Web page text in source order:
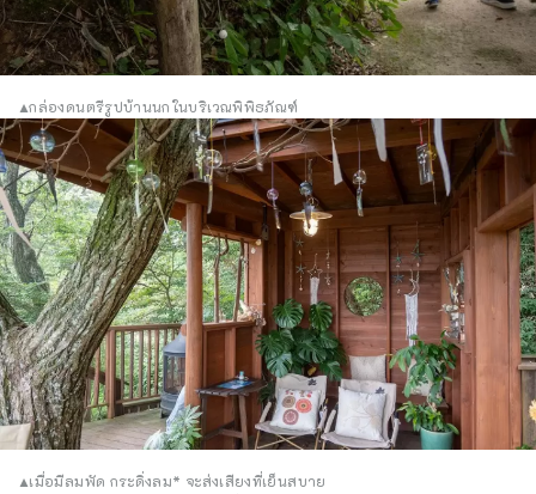
▲กล่องดนตรีรูปบ้านนกในบริเวณพิพิธภัณฑ์
▲เมื่อมีลมพัด กระดิ่งลม* จะส่งเสียงที่เย็นสบาย